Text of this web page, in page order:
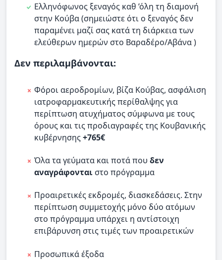
Ελληνόφωνος ξεναγός καθ ’όλη τη διαμονή
στην Κούβα (σημειώστε ότι ο ξεναγός δεν
παραμένει μαζί σας κατά τη διάρκεια των
ελεύθερων ημερών στο Βαραδέρο/Αβάνα )
Δεν περιλαμβάνονται:
Φόροι αεροδρομίων, βίζα Κούβας, ασφάλιση
ιατροφαρμακευτικής περίθαλψης για
περίπτωση ατυχήματος σύμφωνα με τους
όρους και τις προδιαγραφές της Κουβανικής
κυβέρνησης+765€
Όλα τα γεύματα και ποτά που δεν
αναγράφονται στο πρόγραμμα
Προαιρετικές εκδρομές, διασκεδάσεις. Στην
περίπτωση συμμετοχής μόνο δύο ατόμων
στο πρόγραμμα υπάρχει η αντίστοιχη
επιβάρυνση στις τιμές των προαιρετικών
Προσωπικά έξοδα